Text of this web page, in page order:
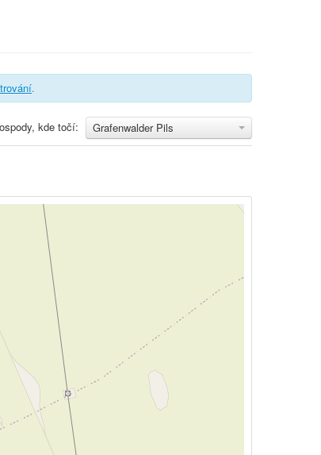
.
Grafenwalder Pils
kde točí: